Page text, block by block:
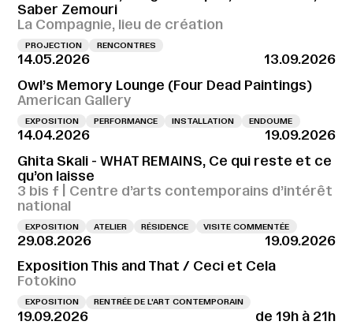
Saber Zemouri
La Compagnie, lieu de création
PROJECTION RENCONTRES
14.05.2026
13.09.2026
Owl’s Memory Lounge (Four Dead Paintings)
American Gallery
EXPOSITION PERFORMANCE INSTALLATION ENDOUME
14.04.2026
19.09.2026
Ghita Skali - WHAT REMAINS, Ce qui reste et ce
qu’on laisse
3 bis f | Centre d’arts contemporains d’intérêt
national
EXPOSITION ATELIER RÉSIDENCE VISITE COMMENTÉE
29.08.2026
19.09.2026
Exposition This and That / Ceci et Cela
Fotokino
EXPOSITION RENTRÉE DE L'ART CONTEMPORAIN
19.09.2026
de 19h à 21h